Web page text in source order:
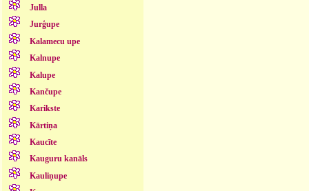
Julla
Jurģupe
Kalamecu upe
Kalnupe
Kalupe
Kančupe
Karikste
Kārtiņa
Kaucīte
Kauguru kanāls
Kauliņupe